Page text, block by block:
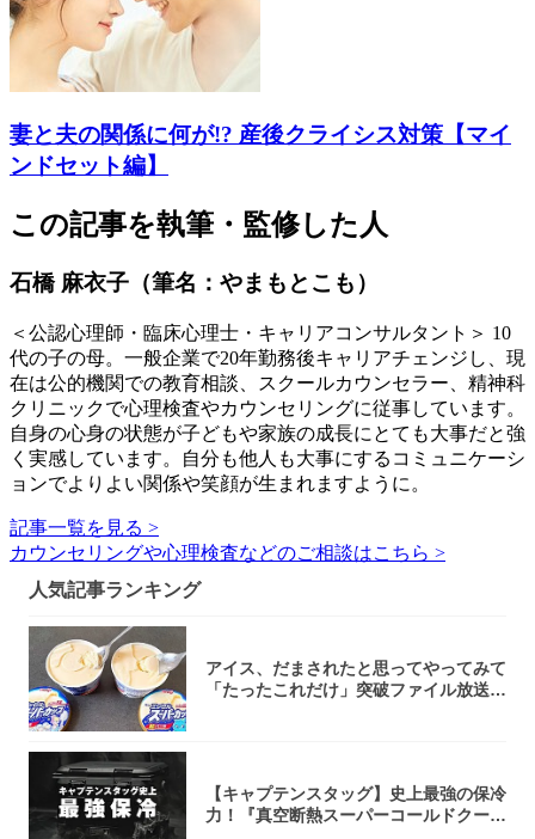
妻と夫の関係に何が!? 産後クライシス対策【マイ
ンドセット編】
この記事を執筆・監修した人
石橋 麻衣子（筆名：やまもとこも）
＜公認心理師・臨床心理士・キャリアコンサルタント＞ 10
代の子の母。一般企業で20年勤務後キャリアチェンジし、現
在は公的機関での教育相談、スクールカウンセラー、精神科
クリニックで心理検査やカウンセリングに従事しています。
自身の心身の状態が子どもや家族の成長にとても大事だと強
く実感しています。自分も他人も大事にするコミュニケーシ
ョンでよりよい関係や笑顔が生まれますように。
記事一覧を見る >
カウンセリングや心理検査などのご相談はこちら >
人気記事ランキング
アイス、だまされたと思ってやってみて
「たったこれだけ」突破ファイル放送で
【キャプテンスタッグ】史上最強の保冷
力！『真空断熱スーパーコールドクーラ